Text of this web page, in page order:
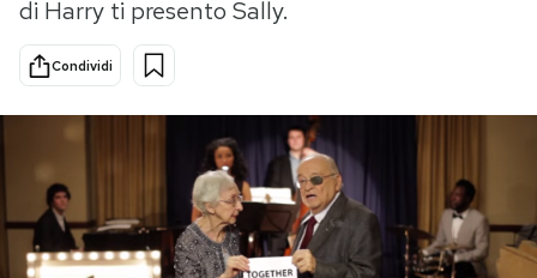
NEWSLETTER
SHOP
di Harry ti presento Sally.
Condividi